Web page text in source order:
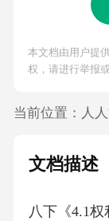
本文档由用户提
权，请进行举报
当前位置： 人
文档描述
八下《4.1